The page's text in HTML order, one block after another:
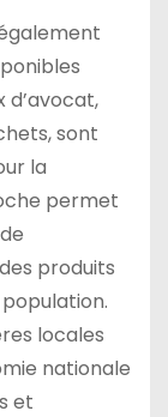
d’avocat,
sont
la
permet
produits
locales
nationale
et